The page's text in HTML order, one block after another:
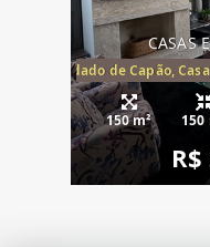
CASAS
Condado de Capão,
150 m² 150